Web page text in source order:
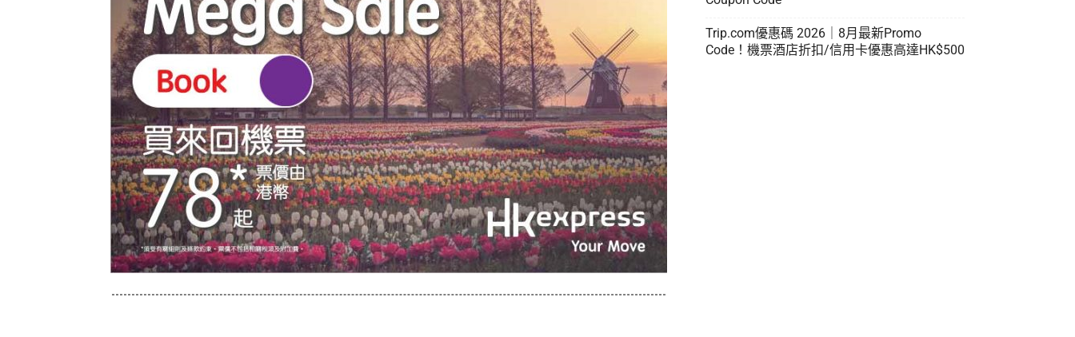
Trip.com優惠碼 2026｜8月最新Promo
Code！機票酒店折扣/信用卡優惠高達HK$500